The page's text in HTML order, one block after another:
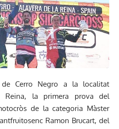
Cerro Negro a la localitat
Reina, la primera prova del
de la categoria Màster
Ramon Brucart, del